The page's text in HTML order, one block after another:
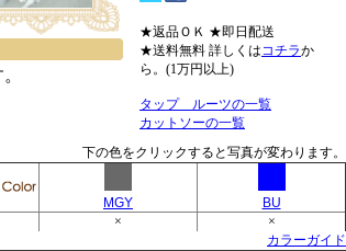
★返品ＯＫ ★即日配送
★送料無料 詳しくはコチラか
ら。(1万円以上)
タップ ルーツの一覧
カットソーの一覧
下の色をクリックすると写真が変わります。
MGY
BU
×
×
カラーガイド